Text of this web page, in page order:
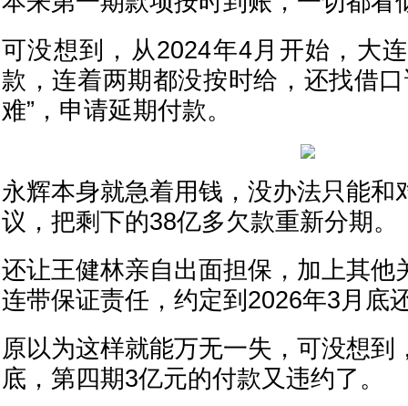
可没想到，从2024年4月开始，大
款，连着两期都没按时给，还找借
难”，申请延期付款。
永辉本身就急着用钱，没办法只能和
议，把剩下的38亿多欠款重新分期。
还让王健林亲自出面担保，加上其他
连带保证责任，约定到2026年3月底
原以为这样就能万无一失，可没想到
底，第四期3亿元的付款又违约了。